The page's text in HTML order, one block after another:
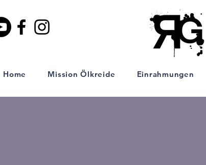
Home Mission Ölkreide Einrahmungen